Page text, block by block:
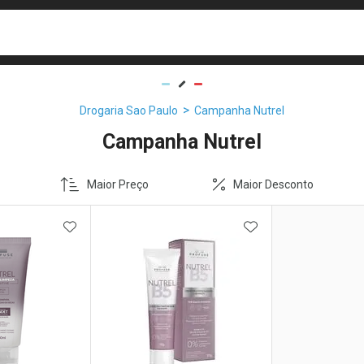
Drogaria Sao Paulo Campanha Nutrel
Campanha Nutrel
Maior Preço Maior Desconto
ADICIONAR AOS FAVORITOSADICIONAR AOS